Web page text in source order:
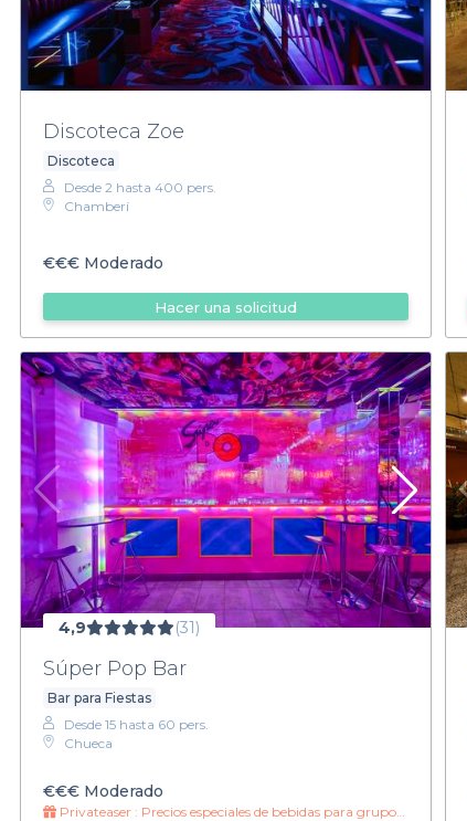
Discoteca Zoe
Discoteca
Desde 2 hasta 400 pers.
Chamberí
€€€ Moderado
Hacer una solicitud
4,9 (31)
Súper Pop Bar
Bar para Fiestas
Desde 15 hasta 60 pers.
Chueca
€€€ Moderado
Privateaser : Precios especiales de bebidas para grupos toda la noche